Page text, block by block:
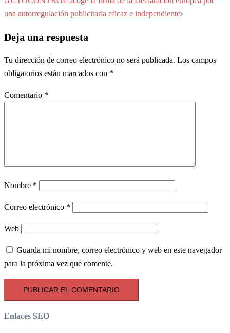
una autorregulación publicitaria eficaz e independiente
Deja una respuesta
Tu dirección de correo electrónico no será publicada. Los campos
obligatorios están marcados con *
Comentario *
Nombre *
Correo electrónico *
Web
Guarda mi nombre, correo electrónico y web en este navegador
para la próxima vez que comente.
Enlaces SEO